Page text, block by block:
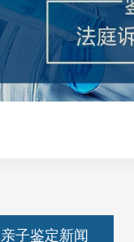
亲子鉴定新闻